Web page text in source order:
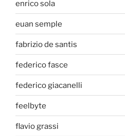
enrico sola
euan semple
fabrizio de santis
federico fasce
federico giacanelli
feelbyte
flavio grassi